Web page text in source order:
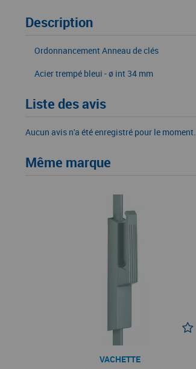
Description
Ordonnancement Anneau de clés
Acier trempé bleui - ø int 34 mm
Liste des avis
Aucun avis n'a été enregistré pour le moment.
Même marque
VACHETTE